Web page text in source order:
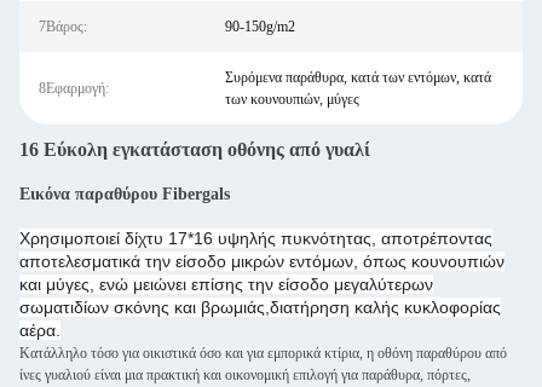
7Βάρος: 90-150g/m2
8Εφαρμογή:
Συρόμενα παράθυρα, κατά των εντόμων, κατά
των κουνουπιών, μύγες
16 Εύκολη εγκατάσταση οθόνης από γυαλί
Εικόνα παραθύρου Fibergals
Χρησιμοποιεί δίχτυ 17*16 υψηλής πυκνότητας, αποτρέποντας
αποτελεσματικά την είσοδο μικρών εντόμων, όπως κουνουπιών
και μύγες, ενώ μειώνει επίσης την είσοδο μεγαλύτερων
σωματιδίων σκόνης και βρωμιάς,διατήρηση καλής κυκλοφορίας
αέρα.
Κατάλληλο τόσο για οικιστικά όσο και για εμπορικά κτίρια, η οθόνη παραθύρου από
ίνες γυαλιού είναι μια πρακτική και οικονομική επιλογή για παράθυρα, πόρτες,